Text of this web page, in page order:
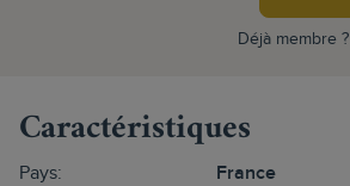
Déjà membre ?
Caractéristiques
Pays: France